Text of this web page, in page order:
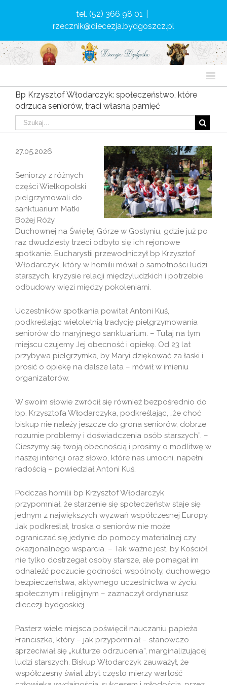
tel. (52) 366 98 01
rzecznik@diecezja.bydgoszcz.pl
Bp Krzysztof Włodarczyk: społeczeństwo, które
odrzuca seniorów, traci własną pamięć
27.05.2026
Seniorzy z różnych
części Wielkopolski
pielgrzymowali do
sanktuarium Matki
Bożej Róży
Duchownej na Świętej Górze w Gostyniu, gdzie już po
raz dwudziesty trzeci odbyło się ich rejonowe
spotkanie. Eucharystii przewodniczył bp Krzysztof
Włodarczyk, który w homilii mówił o samotności ludzi
starszych, kryzysie relacji międzyludzkich i potrzebie
odbudowy więzi między pokoleniami.
Uczestników spotkania powitał Antoni Kuś,
podkreślając wieloletnią tradycję pielgrzymowania
seniorów do maryjnego sanktuarium. – Tutaj na tym
miejscu czujemy Jej obecność i opiekę. Od 23 lat
przybywa pielgrzymka, by Maryi dziękować za łaski i
prosić o opiekę na dalsze lata – mówił w imieniu
organizatorów.
W swoim słowie zwrócił się również bezpośrednio do
bp. Krzysztofa Włodarczyka, podkreślając, „że choć
biskup nie należy jeszcze do grona seniorów, dobrze
rozumie problemy i doświadczenia osób starszych”. –
Cieszymy się twoją obecnością i prosimy o modlitwę w
naszej intencji oraz słowo, które nas umocni, napełni
radością – powiedział Antoni Kuś.
Podczas homilii bp Krzysztof Włodarczyk
przypomniał, że starzenie się społeczeństw staje się
jednym z największych wyzwań współczesnej Europy.
Jak podkreślał, troska o seniorów nie może
ograniczać się jedynie do pomocy materialnej czy
okazjonalnego wsparcia. – Tak ważne jest, by Kościół
nie tylko dostrzegał osoby starsze, ale pomagał im
odnaleźć poczucie godności, wspólnoty, duchowego
bezpieczeństwa, aktywnego uczestnictwa w życiu
społecznym i religijnym – zaznaczył ordynariusz
diecezji bydgoskiej.
Pasterz wiele miejsca poświęcił nauczaniu papieża
Franciszka, który – jak przypomniał – stanowczo
sprzeciwiał się „kulturze odrzucenia”, marginalizującej
ludzi starszych. Biskup Włodarczyk zauważył, że
współczesny świat zbyt często mierzy wartość